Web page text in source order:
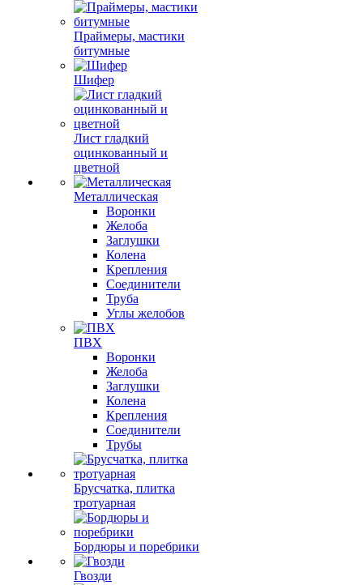
Праймеры, мастики
битумные
Шифер
Лист гладкий
оцинкованный и
цветной
Металлическая
Воронки
Желоба
Заглушки
Колена
Крепления
Соединители
Труба
Углы желобов
ПВХ
Воронки
Желоба
Заглушки
Колена
Крепления
Соединители
Трубы
Брусчатка, плитка
тротуарная
Бордюры и поребрики
Гвозди